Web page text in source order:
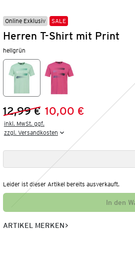
Online Exklusiv SALE
Herren T-Shirt mit Print
hellgrün
Vorheriger Preis:
12,99 €
Neuer Preis:10,00 €
inkl. MwSt. ggf.
zzgl. Versandkosten
Leider ist dieser Artikel bereits ausverkauft.
In den
ARTIKEL MERKEN